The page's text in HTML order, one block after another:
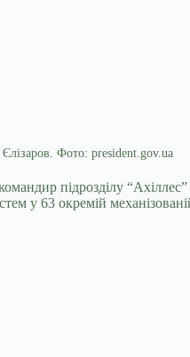
Фото: president.gov.ua
підрозділу
у 63 окремій